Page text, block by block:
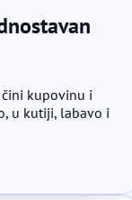
čini kupovinu i
u kutiji, labavo i